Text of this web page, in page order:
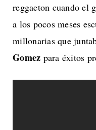
reggaeton cuando el
a los pocos meses
millonarias que
Gomez para éxitos